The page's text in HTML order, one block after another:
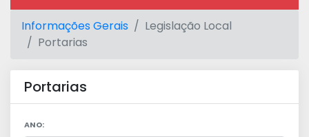
Informações Gerais
Legislação Local
Portarias
Portarias
ANO: